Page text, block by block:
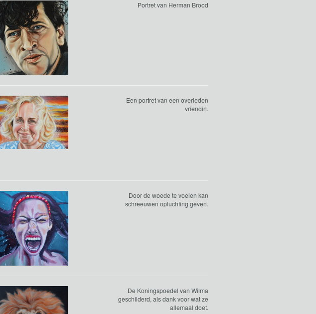
Portret van Herman Brood
Een portret van een overleden
vriendin.
Door de woede te voelen kan
schreeuwen opluchting geven.
De Koningspoedel van Wilma
geschilderd, als dank voor wat ze
allemaal doet.